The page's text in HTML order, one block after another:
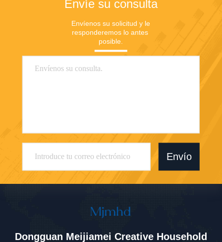
Envíe su consulta
Envíenos su solicitud y le
responderemos lo antes
posible.
Envío
Dongguan Meijiamei Creative Household